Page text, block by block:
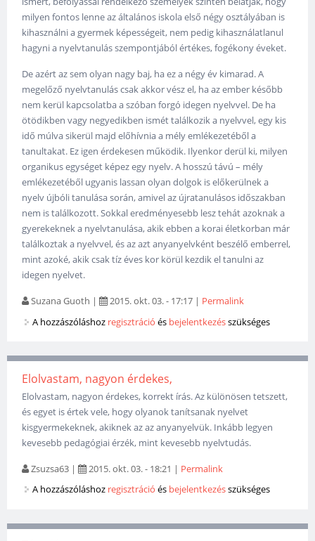
milyen fontos lenne az általános iskola első négy osztályában is
kihasználni a gyermek képességeit, nem pedig kihasználatlanul
hagyni a nyelvtanulás szempontjából értékes, fogékony éveket.
De azért az sem olyan nagy baj, ha ez a négy év kimarad. A
megelőző nyelvtanulás csak akkor vész el, ha az ember később
nem kerül kapcsolatba a szóban forgó idegen nyelvvel. De ha
ötödikben vagy negyedikben ismét találkozik a nyelvvel, egy kis
idő múlva sikerül majd előhívnia a mély emlékezetéből a
tanultakat. Ez igen érdekesen működik. Ilyenkor derül ki, milyen
organikus egységet képez egy nyelv. A hosszú távú – mély
emlékezetéből ugyanis lassan olyan dolgok is előkerülnek a
nyelv újbóli tanulása során, amivel az újratanulásos időszakban
nem is találkozott. Sokkal eredményesebb lesz tehát azoknak a
gyerekeknek a nyelvtanulása, akik ebben a korai életkorban már
találkoztak a nyelvvel, és az azt anyanyelvként beszélő emberrel,
mint azoké, akik csak tíz éves kor körül kezdik el tanulni az
idegen nyelvet.
Suzana Guoth | 2015. okt. 03. - 17:17 | Permalink
A hozzászóláshoz regisztráció és bejelentkezésszükséges
Elolvastam, nagyon érdekes,
Elolvastam, nagyon érdekes, korrekt írás. Az különösen tetszett,
és egyet is értek vele, hogy olyanok tanítsanak nyelvet
kisgyermekeknek, akiknek az az anyanyelvük. Inkább legyen
kevesebb pedagógiai érzék, mint kevesebb nyelvtudás.
Zsuzsa63 | 2015. okt. 03. - 18:21 | Permalink
A hozzászóláshoz regisztráció és bejelentkezésszükséges